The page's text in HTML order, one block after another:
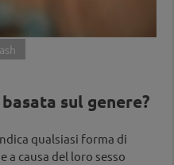
sul genere?
qualsiasi forma di
a causa del loro sesso